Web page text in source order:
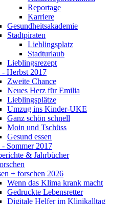
Reportage
Karriere
Gesundheitsakademie
Stadtpiraten
Lieblingsplatz
Stadturlaub
Lieblingsrezept
Herbst 2017
Zweite Chance
Neues Herz für Emilia
Lieblingsplätze
Umzug ins Kinder-UKE
Ganz schön schnell
Moin und Tschüss
Gesund essen
Sommer 2017
& Jahrbücher
+ forschen 2026
Wenn das Klima krank macht
Gedruckte Lebensretter
Digitale Helfer im Klinikalltag